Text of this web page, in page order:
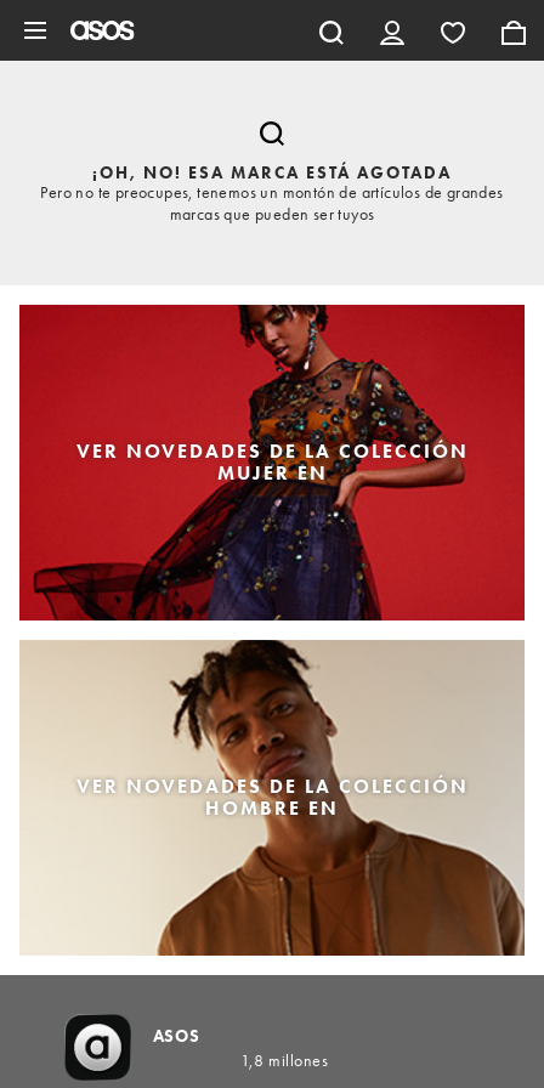
¡OH, NO! ESA MARCA ESTÁ AGOTADA
Pero no te preocupes, tenemos un montón de artículos de grandes
marcas que pueden ser tuyos
VER NOVEDADES DE LA COLECCIÓN
MUJER EN
VER NOVEDADES DE LA COLECCIÓN
HOMBRE EN
ASOS
1,8 millones